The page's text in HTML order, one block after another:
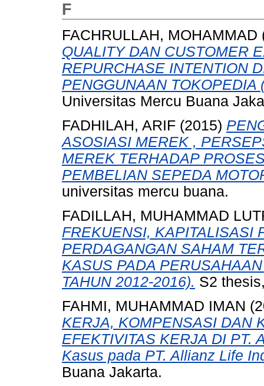
F
FACHRULLAH, MOHAMMAD
QUALITY DAN CUSTOMER
REPURCHASE INTENTION
PENGGUNAAN TOKOPEDIA
Universitas Mercu Buana
FADHILAH, ARIF (2015)
ASOSIASI MEREK ,
MEREK TERHADAP
PEMBELIAN SEPEDA
universitas mercu buana.
FADILLAH, MUHAMMAD
FREKUENSI, KAPITALISASI
PERDAGANGAN SAHAM
KASUS PADA
TAHUN 2012-2016). S2
FAHMI, MUHAMMAD IMAN
KERJA, KOMPENSASI DAN
EFEKTIVITAS KERJA DI PT.
Kasus pada PT. Allianz Life
Buana Jakarta.